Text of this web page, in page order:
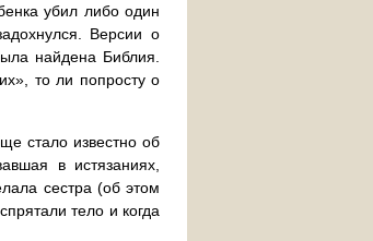
убил либо один
Версии о
найдена Библия.
то ли попросту о
стало известно об
в истязаниях,
сестра (об этом
тело и когда